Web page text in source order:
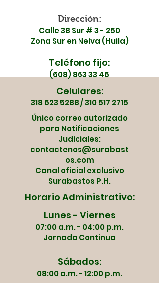
Dirección:
Calle 38 Sur # 3 - 250
Zona Sur en Neiva (Huila)
Teléfono fijo:
(608) 863 33 46
Celulares:
318 623 5288/310 517 2715
Único correo autorizado
para Notificaciones
Judiciales:
contactenos@surabast
os.com
Canal oficial exclusivo
Surabastos P.H.
Horario Administrativo:
Lunes - Viernes
07:00 a.m. - 04:00 p.m.
Jornada Continua
Sábados:
08:00 a.m. - 12:00 p.m.